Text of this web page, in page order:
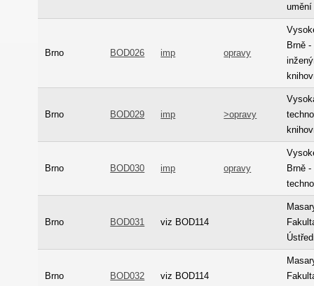
umění
Brno BOD026 imp opravy
Brně
Brno BOD029 imp >opravy
Brno BOD030 imp opravy
Brně
Brno BOD031 viz BOD114
Brno BOD032 viz BOD114